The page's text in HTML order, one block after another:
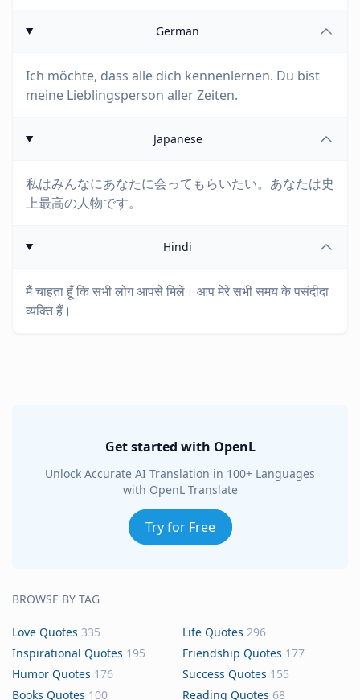
German
Ich möchte, dass alle dich kennenlernen. Du bist
meine Lieblingsperson aller Zeiten.
Japanese
私はみんなにあなたに会ってもらいたい。あなたは史
上最高の人物です。
Hindi
मैं चाहता हूँ कि सभी लोग आपसे मिलें। आप मेरे सभी समय के पसंदीदा
व्यक्ति हैं।
Get started with OpenL
Unlock Accurate AI Translation in 100+ Languages
with OpenL Translate
Try for Free
BROWSE BY TAG
Love Quotes 335 Life Quotes 296
Inspirational Quotes 195 Friendship Quotes 177
Humor Quotes 176 Success Quotes 155
Books Quotes 100 Reading Quotes 68